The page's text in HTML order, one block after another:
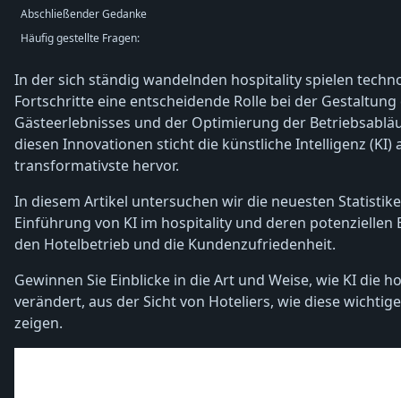
Abschließender Gedanke
Häufig gestellte Fragen:
In der sich ständig wandelnden hospitality spielen
Fortschritte eine entscheidende Rolle bei der Gestaltung
Gästeerlebnisses und der Optimierung der
diesen Innovationen sticht die künstliche Intelligenz (KI)
transformativste hervor.
In diesem Artikel untersuchen wir die neuesten
Einführung von KI im hospitality und deren potenziellen
den Hotelbetrieb und die Kundenzufriedenheit.
Gewinnen Sie Einblicke in die Art und Weise, wie KI die
verändert, aus der Sicht von Hoteliers, wie diese
zeigen.